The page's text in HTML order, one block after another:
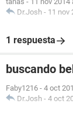
Dr.Josh - 11 nov
1 respuesta
buscando
Faby1216 - 4 oct
Dr.Josh - 4 oct